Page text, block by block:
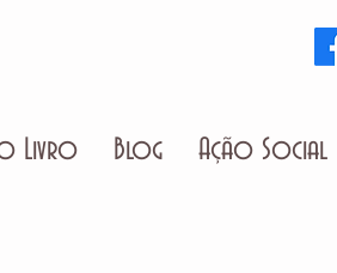
Livro Blog Ação Social